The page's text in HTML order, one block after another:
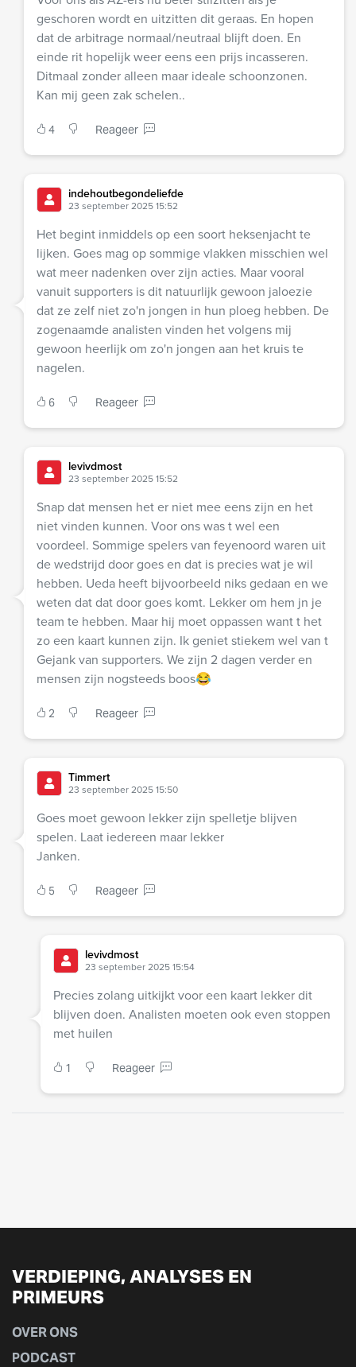
geschoren wordt en uitzitten dit geraas. En hopen
dat de arbitrage normaal/neutraal blijft doen. En
einde rit hopelijk weer eens een prijs incasseren.
Ditmaal zonder alleen maar ideale schoonzonen.
Kan mij geen zak schelen..
4 Reageer
indehoutbegondeliefde
23 september 2025 15:52
Het begint inmiddels op een soort heksenjacht te
lijken. Goes mag op sommige vlakken misschien wel
wat meer nadenken over zijn acties. Maar vooral
vanuit supporters is dit natuurlijk gewoon jaloezie
dat ze zelf niet zo'n jongen in hun ploeg hebben. De
zogenaamde analisten vinden het volgens mij
gewoon heerlijk om zo'n jongen aan het kruis te
nagelen.
6 Reageer
levivdmost
23 september 2025 15:52
Snap dat mensen het er niet mee eens zijn en het
niet vinden kunnen. Voor ons was t wel een
voordeel. Sommige spelers van feyenoord waren uit
de wedstrijd door goes en dat is precies wat je wil
hebben. Ueda heeft bijvoorbeeld niks gedaan en we
weten dat dat door goes komt. Lekker om hem jn je
team te hebben. Maar hij moet oppassen want t het
zo een kaart kunnen zijn. Ik geniet stiekem wel van t
Gejank van supporters. We zijn 2 dagen verder en
mensen zijn nogsteeds boos😂
2 Reageer
Timmert
23 september 2025 15:50
Goes moet gewoon lekker zijn spelletje blijven
spelen. Laat iedereen maar lekker
Janken.
5 Reageer
levivdmost
23 september 2025 15:54
Precies zolang uitkijkt voor een kaart lekker dit
blijven doen. Analisten moeten ook even stoppen
met huilen
1 Reageer
VERDIEPING, ANALYSES EN
PRIMEURS
OVER ONS
PODCAST